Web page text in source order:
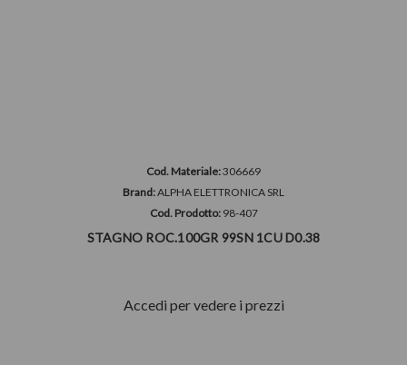
Cod. Materiale:306669
Brand:ALPHA ELETTRONICA SRL
Cod. Prodotto: 98-407
STAGNO ROC.100GR 99SN 1CU D0.38
Accedi per vedere i prezzi